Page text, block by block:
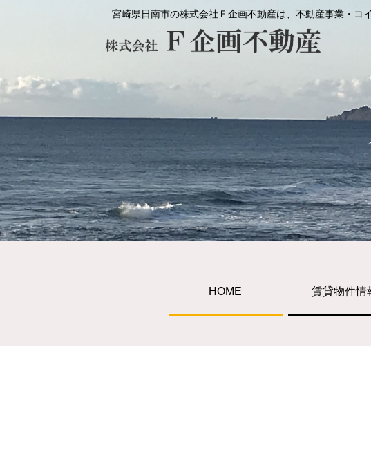
宮崎県日南市の株式会社Ｆ企画不動産は、不動産事業・コ
HOME 賃貸物件情